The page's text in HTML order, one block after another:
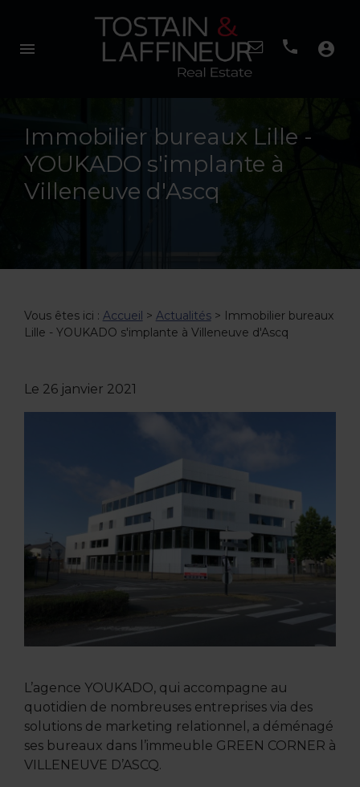
menu account_circle
Immobilier bureaux Lille -
YOUKADO s'implante à
Villeneuve d'Ascq
Vous êtes ici : Accueil > Actualités> Immobilier bureaux
Lille - YOUKADO s'implante à Villeneuve d'Ascq
Le 26 janvier 2021
L’agence YOUKADO, qui accompagne au
quotidien de nombreuses entreprises via des
solutions de marketing relationnel, a déménagé
ses bureaux dans l’immeuble GREEN CORNER à
VILLENEUVE D’ASCQ.